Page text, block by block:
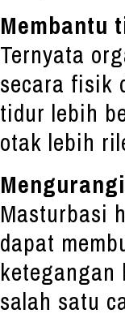
Membantu
Ternyata
secara fisik
tidur lebih
otak lebih
Masturbasi
dapat
salah satu